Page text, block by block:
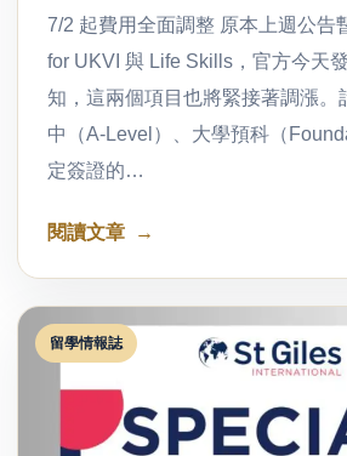
7/2 起費用全面調整 原本上週公告
for UKVI 與 Life Skills，官方今天
知，這兩個項目也將緊接著調漲。
中（A-Level）、大學預科（
定簽證的…
閱讀文章
留學情報誌